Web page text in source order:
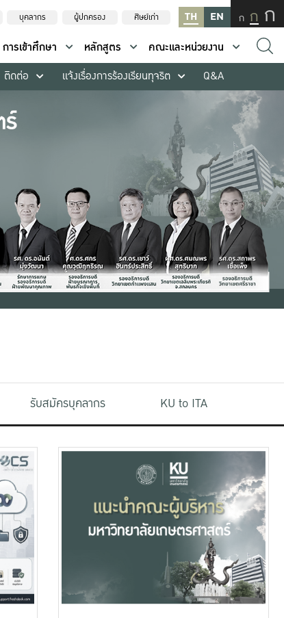
บุคลากร ผู้ปกครอง ศิษย์เก่า TH EN ก ก ก
การเข้าศึกษา หลักสูตร
คณะและหน่วยงาน
ติดต่อ แจ้งเรื่องการร้องเรียนทุจริต Q&A
รับสมัครบุคลากร KU to ITA